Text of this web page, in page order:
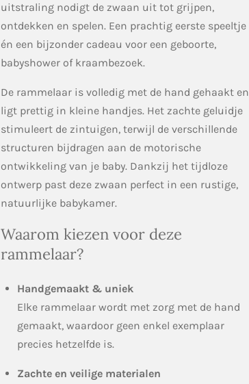
uitstraling nodigt de zwaan uit tot grijpen,
ontdekken en spelen. Een prachtig eerste speeltje
én een bijzonder cadeau voor een geboorte,
babyshower of kraambezoek.
De rammelaar is volledig met de hand gehaakt en
ligt prettig in kleine handjes. Het zachte geluidje
stimuleert de zintuigen, terwijl de verschillende
structuren bijdragen aan de motorische
ontwikkeling van je baby. Dankzij het tijdloze
ontwerp past deze zwaan perfect in een rustige,
natuurlijke babykamer.
Waarom kiezen voor deze
rammelaar?
Handgemaakt & uniek
Elke rammelaar wordt met zorg met de hand
gemaakt, waardoor geen enkel exemplaar
precies hetzelfde is.
Zachte en veilige materialen